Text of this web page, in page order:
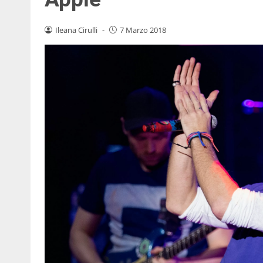
Ileana Cirulli - 7 Marzo 2018